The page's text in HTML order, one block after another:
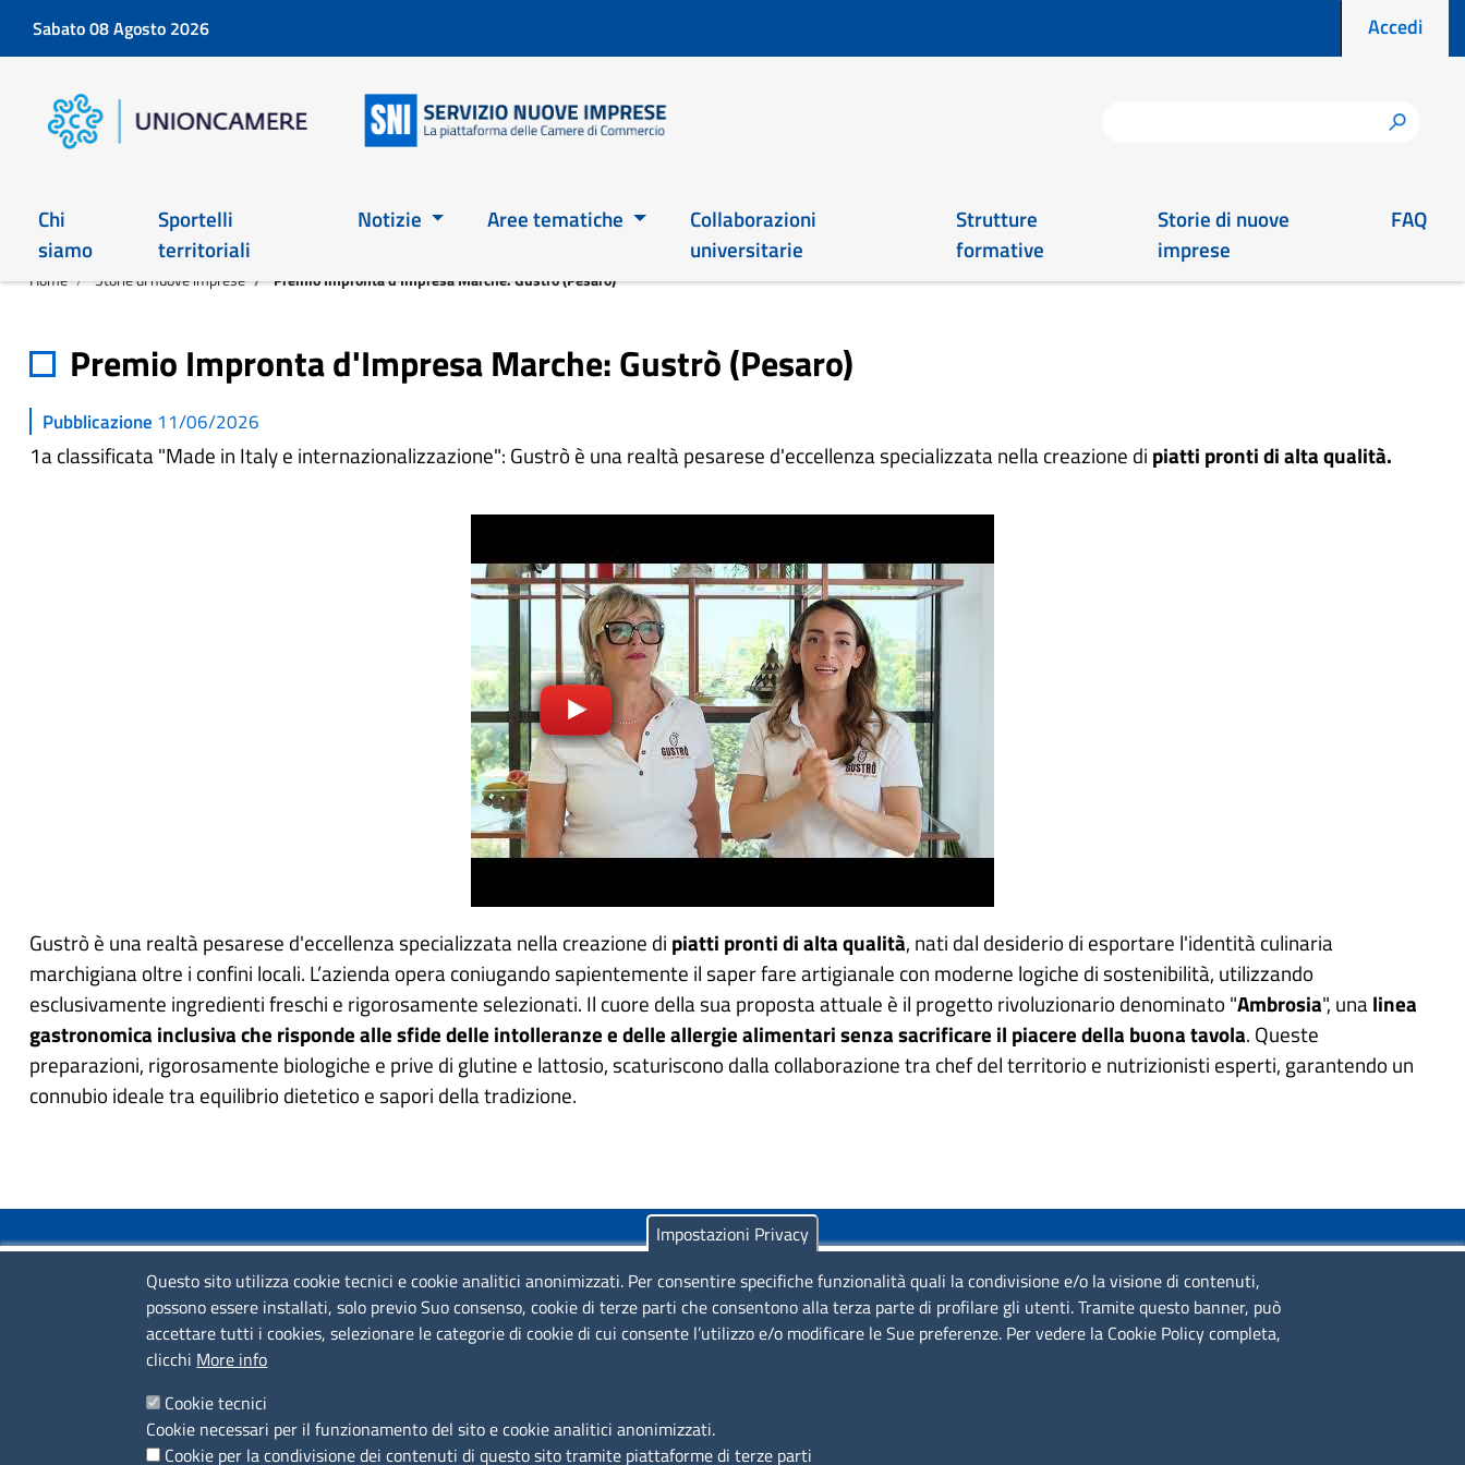
Sabato 08 Agosto 2026 Menu
Accedi
h
Main 2026
Chi
siamo
Sportelli
territoriali
Notizie Aree tematiche
Collaborazioni
universitarie
Strutture
formative
Storie di nuove
imprese
FAQ
Home Storie di nuove imprese Premio Impronta d'Impresa Marche: Gustrò (Pesaro)
Premio Impronta d'Impresa Marche: Gustrò (Pesaro)
Pubblicazione 11/06/2026
1a classificata "Made in Italy e internazionalizzazione": Gustrò è una realtà pesarese d'eccellenza specializzata nella creazione di piatti pronti di alta qualità.
Gustrò è una realtà pesarese d'eccellenza specializzata nella creazione di piatti pronti di alta qualità, nati dal desiderio di esportare l'identità culinaria
marchigiana oltre i confini locali. L’azienda opera coniugando sapientemente il saper fare artigianale con moderne logiche di sostenibilità, utilizzando
esclusivamente ingredienti freschi e rigorosamente selezionati. Il cuore della sua proposta attuale è il progetto rivoluzionario denominato "Ambrosia", unalinea
gastronomica inclusiva che risponde alle sfide delle intolleranze e delle allergie alimentari senza sacrificare il piacere della buona tavola. Queste
preparazioni, rigorosamente biologiche e prive di glutine e lattosio, scaturiscono dalla collaborazione tra chef del territorio e nutrizionisti esperti, garantendo un
connubio ideale tra equilibrio dietetico e sapori della tradizione.
COLLEGAMENTI VELOCI
Colloqui di primo orientamento
Colloqui specialistici
Piazza Sallustio, 21 - 00187 Roma
C.F.: 01484460587
SERVIZIO REALIZZATO DA
Impostazioni Privacy
Questo sito utilizza cookie tecnici e cookie analitici anonimizzati. Per consentire specifiche funzionalità quali la condivisione e/o la visione di contenuti,
possono essere installati, solo previo Suo consenso, cookie di terze parti che consentono alla terza parte di profilare gli utenti. Tramite questo banner, può
accettare tutti i cookies, selezionare le categorie di cookie di cui consente l’utilizzo e/o modificare le Sue preferenze. Per vedere la Cookie Policy completa,
clicchi More info
Cookie tecnici
Cookie necessari per il funzionamento del sito e cookie analitici anonimizzati.
Cookie per la condivisione dei contenuti di questo sito tramite piattaforme di terze parti